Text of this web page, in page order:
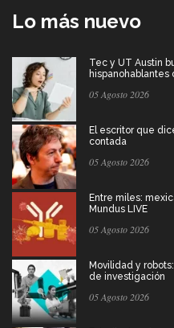
Lo más nuevo
Tec y UT Austin
hispanohablantes
05 Agosto 2026
El escritor que
contada
05 Agosto 2026
Entre miles:
Mundus LIVE
05 Agosto 2026
Movilidad y
de investigación
05 Agosto 2026